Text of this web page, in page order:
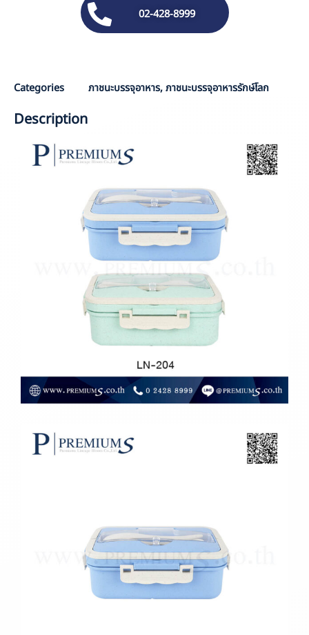
02-428-8999
Categories ภาชนะบรรจุอาหาร,ภาชนะบรรจุอาหารรักษ์โลก
Description